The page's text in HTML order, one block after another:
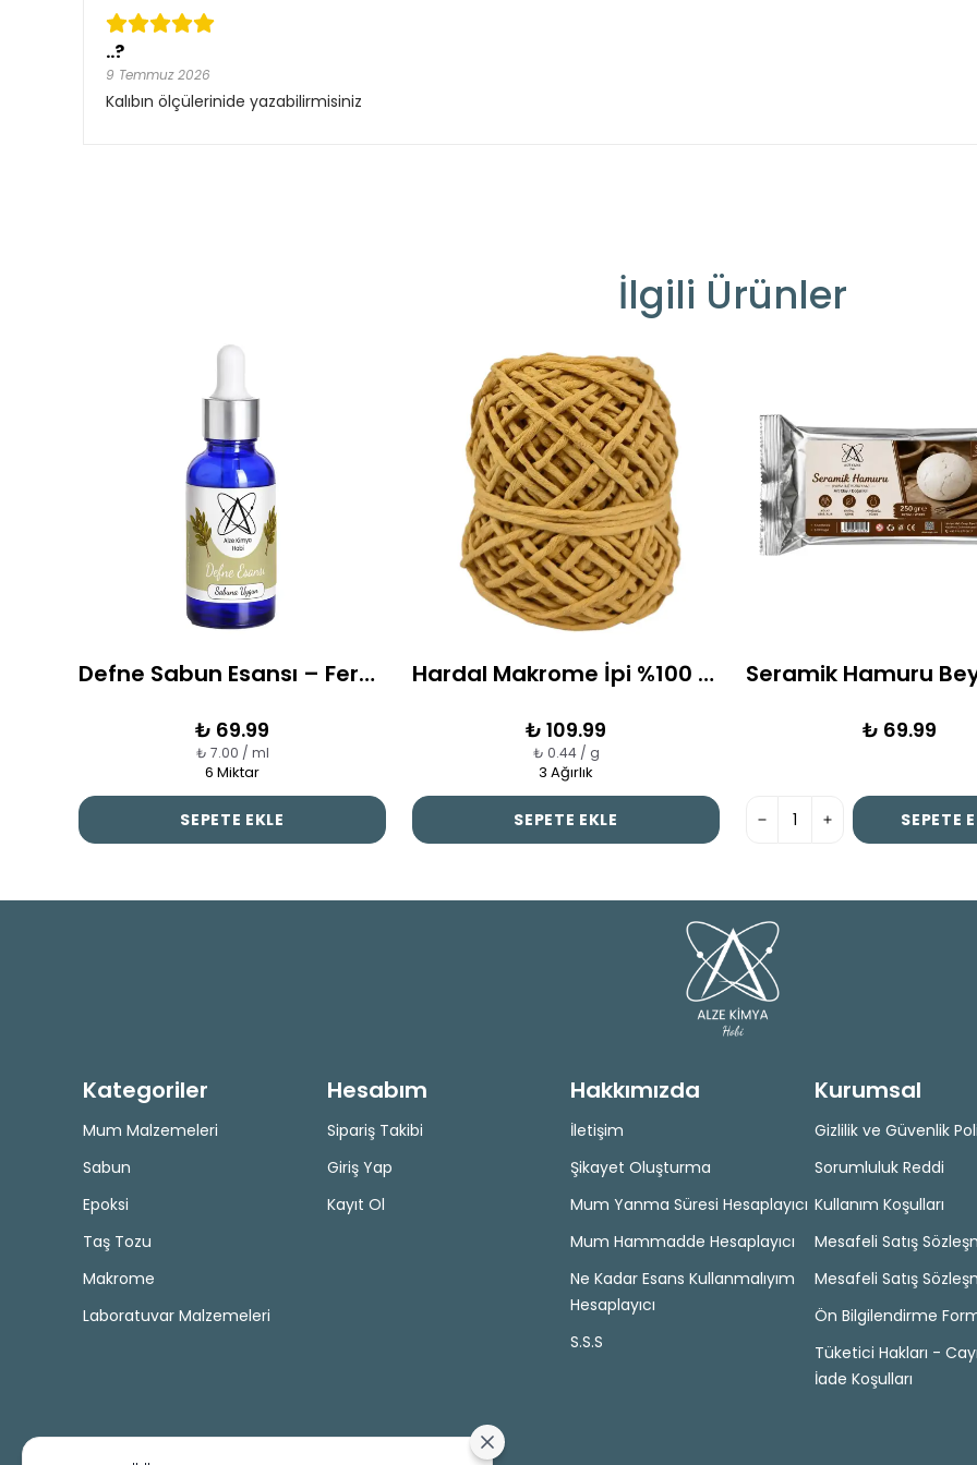
..?
9 Temmuz 2026
Kalıbın ölçülerinide yazabilirmisiniz
İlgili Ürünler
Defne Sabun Esansı – Ferah, Doğal ve Temiz Koku
₺ 69.99
₺ 7.00 / ml
6 Miktar
SEPETE EKLE
Hardal Makrome İpi %100 Pamuk 3 mm | Doğal ve Yumuşak Doku
₺ 109.99
₺ 0.44 / g
3 Ağırlık
SEPETE EKLE
₺ 69.99
SEPETE
Kategoriler
Mum Malzemeleri
Sabun
Epoksi
Taş Tozu
Makrome
Laboratuvar Malzemeleri
Hesabım
Sipariş Takibi
Giriş Yap
Kayıt Ol
Hakkımızda
İletişim
Şikayet Oluşturma
Mum Yanma Süresi Hesaplayıcı
Mum Hammadde Hesaplayıcı
Ne Kadar Esans Kullanmalıyım
Hesaplayıcı
S.S.S
Kurumsal
Gizlilik ve Güvenlik
Sorumluluk Reddi
Kullanım Koşulları
Mesafeli Satış
Mesafeli Satış
Ön Bilgilendirme
Tüketici Hakları -
İade Koşulları